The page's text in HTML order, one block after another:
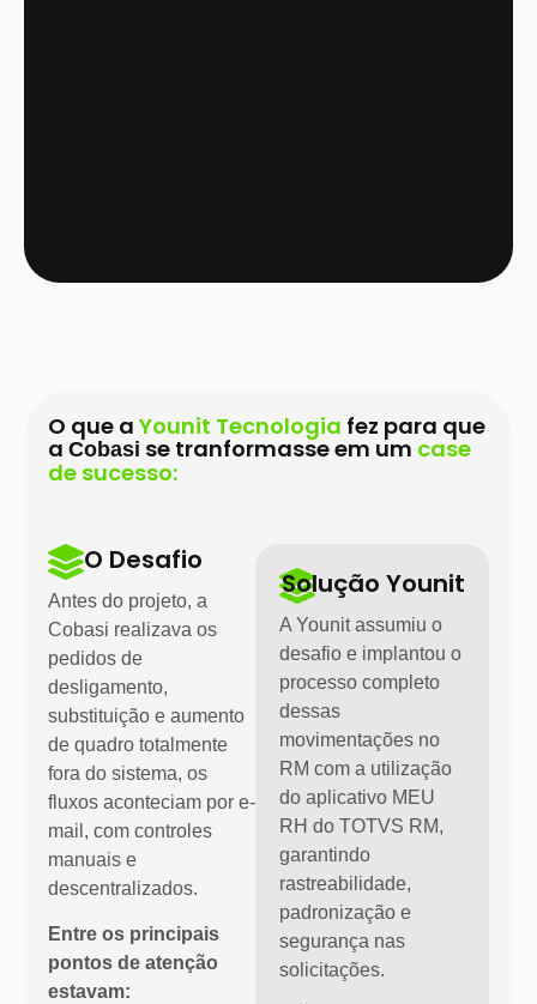
O que a Younit Tecnologia fez para que
a Cobasi se tranformasse em um case
de sucesso:
O Desafio
Antes do projeto, a
Cobasi realizava os
pedidos de
desligamento,
substituição e aumento
de quadro totalmente
fora do sistema, os
fluxos aconteciam por e-
mail, com controles
manuais e
descentralizados.
Entre os principais
pontos de atenção
estavam:
Solução Younit
A Younit assumiu o
desafio e implantou o
processo completo
dessas
movimentações no
RM com a utilização
do aplicativo MEU
RH do TOTVS RM,
garantindo
rastreabilidade,
padronização e
segurança nas
solicitações.